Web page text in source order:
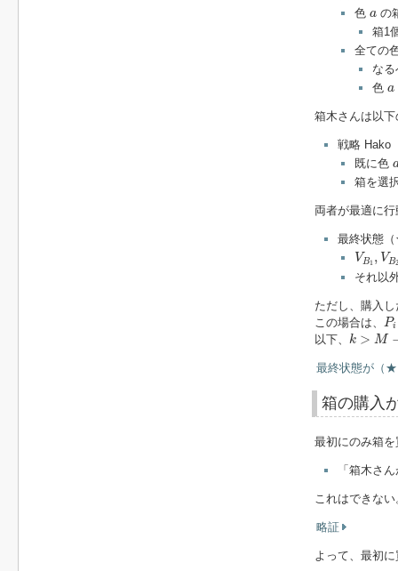
色 a
a の
箱1
全ての
な
色 a
a
箱木さんは以
戦略 Hako
既に色
箱を選
両者が最適に
最終状態
VB1 , VB2
VB ,V
それ以
ただし、購入
この場合は、 Pi
Pi
以下、 k > M
k >M−1
最終状態が（★
箱の購入
最初にのみ箱
「箱木さ
これはできない
略証
よって、最初